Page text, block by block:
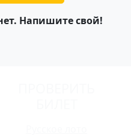
Напишите свой!